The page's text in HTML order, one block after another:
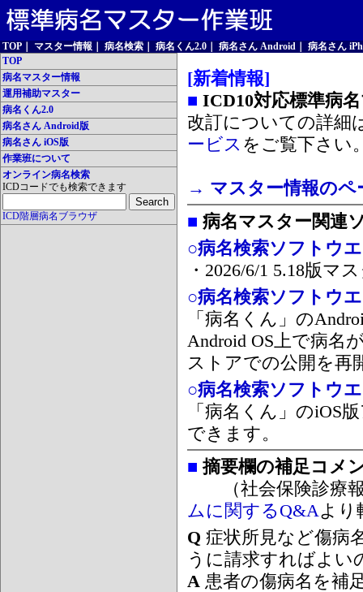
TOP マスター情報 病名検索 病名くん2.0 病名さん Android
病名さん
TOP
病名マスター情報
運用補助マスター
病名くん2.0
病名さん Android版
病名さん iOS版
作業班について
オンライン病名検索
ICDコードでも検索できます
ICD階層病名ブラウザ
[新着情報]
■ ICD10対応標準病
改訂についての詳細
ービス をご覧下さい
→ マスター情報のペ
■ 病名マスター関連
○病名検索ソフトウ
・2026/6/1 5.18版マ
○病名検索ソフトウ
「病名くん」の
Android OS上で病名
ストアでの公開を再
○病名検索ソフトウ
「病名くん」のiOS
できます。
■ 摘要欄の補足コメ
（社会保険診療報
ムに関するQ&Aより
Q 症状所見など傷病
うに請求すればよい
A 患者の傷病名を補